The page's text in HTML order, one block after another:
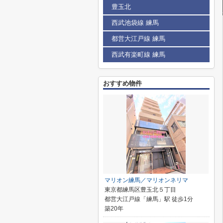
豊玉北
西武池袋線 練馬
都営大江戸線 練馬
西武有楽町線 練馬
おすすめ物件
マリオン練馬／マリオンネリマ
東京都練馬区豊玉北５丁目
都営大江戸線「練馬」駅 徒歩1分
築20年